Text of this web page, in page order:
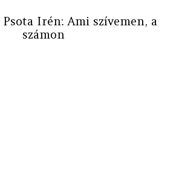
Irén: Ami szívemen, a
számon